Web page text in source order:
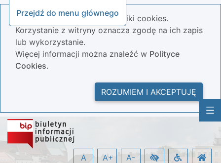
Przejdź do menu głównego
Nasza strona wykorzystuje pliki cookies.
Korzystanie z witryny oznacza zgodę na ich zapis
lub wykorzystanie.
Więcej informacji można znaleźć w Polityce
Cookies.
ROZUMIEM I AKCEPTUJĘ
A A+ A-